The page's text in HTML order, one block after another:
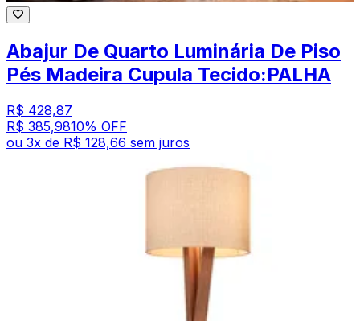
Abajur De Quarto Luminária De Piso
Pés Madeira Cupula Tecido:PALHA
R$ 428,87
R$ 385,9810% OFF
ou 3x de R$ 128,66 sem juros